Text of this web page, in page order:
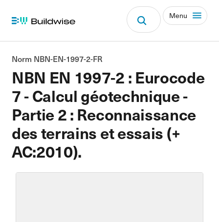
Menu
NBN EN 1997-2 : Eurocode
7 - Calcul géotechnique -
Partie 2 : Reconnaissance
des terrains et essais (+
AC:2010).
Norm NBN-EN-1997-2-FR